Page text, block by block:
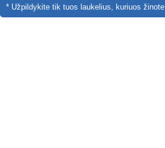
* Užpildykite tik tuos laukelius, kuriuos žinote